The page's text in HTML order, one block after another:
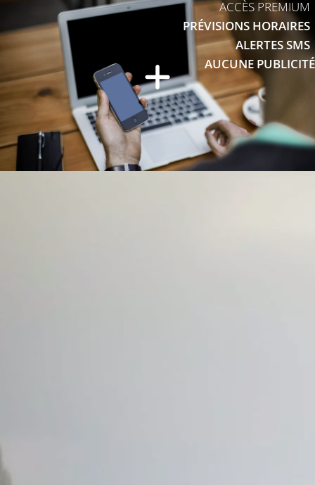
ACCÈS PREMIUM
PRÉVISIONS HORAIRES
ALERTES SMS
AUCUNE PUBLICITÉ